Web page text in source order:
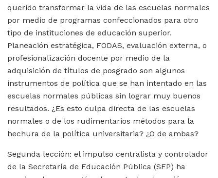
querido transformar la vida de las escuelas normales
por medio de programas confeccionados para otro
tipo de instituciones de educación superior.
Planeación estratégica, FODAS, evaluación externa, o
profesionalización docente por medio de la
adquisición de títulos de posgrado son algunos
instrumentos de política que se han intentado en las
escuelas normales públicas sin lograr muy buenos
resultados. ¿Es esto culpa directa de las escuelas
normales o de los rudimentarios métodos para la
hechura de la política universitaria? ¿O de ambas?
Segunda lección: el impulso centralista y controlador
de la Secretaría de Educación Pública (SEP) ha